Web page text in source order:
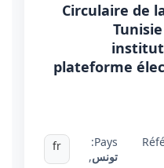
Circulaire de
plateforme
Pays:
تونس,
fr